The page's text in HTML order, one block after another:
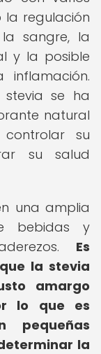
la regulación
sangre, la
y la posible
stevia se ha
natural
su
su salud
una amplia
bebidas y
Es
la stevia
amargo
lo que es
pequeñas
la